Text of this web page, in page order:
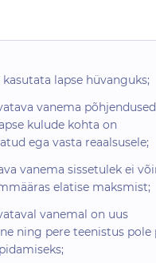
lapse hüvanguks;
vanema
kulude kohta on
ega vasta reaalsusele;
vanema sissetulek ei
elatise maksmist;
vanemal on uus
ning pere teenistus pole